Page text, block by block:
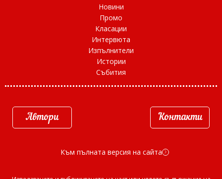
Новини
Промо
Класации
Интервюта
Изпълнители
Истории
Събития
Автори Контакти
Към пълната версия на сайта d